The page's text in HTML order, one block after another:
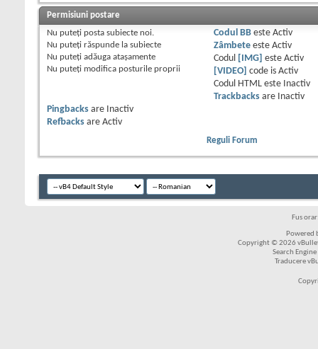
Permisiuni postare
Nu puteţi posta subiecte noi.
Nu puteţi răspunde la subiecte
Nu puteţi adăuga ataşamente
Nu puteţi modifica posturile proprii
Codul BBeste Activ
Zâmbeteeste Activ
Codul
[IMG] este Activ
[VIDEO] code is Activ
Codul HTML este
Inactiv
Trackbacksare
Inactiv
Pingbacks are
Inactiv
Refbacks are Activ
Reguli Forum
Fus
Powered
Copyright © 2026
Search
Traducere